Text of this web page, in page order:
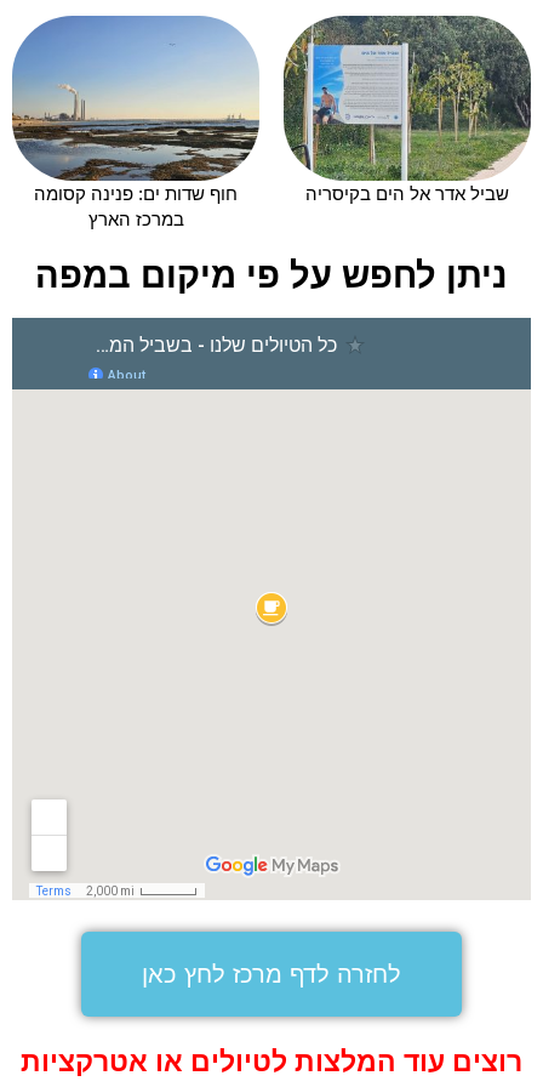
שביל אדר אל הים בקיסריה
חוף שדות ים: פנינה קסומה
במרכז הארץ
ניתן לחפש על פי מיקום במפה
לחזרה לדף מרכז לחץ כאן
רוצים עוד המלצות לטיולים או אטרקציות